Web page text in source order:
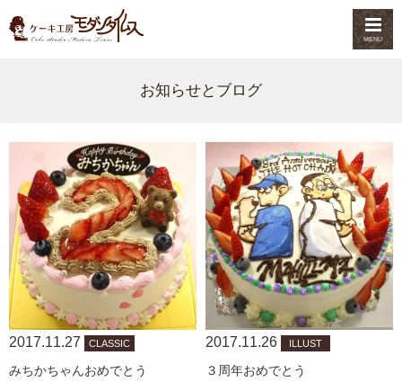
MENU
お知らせとブログ
2017.11.27 CLASSIC
みちかちゃんおめでとう
2017.11.26 ILLUST
３周年おめでとう